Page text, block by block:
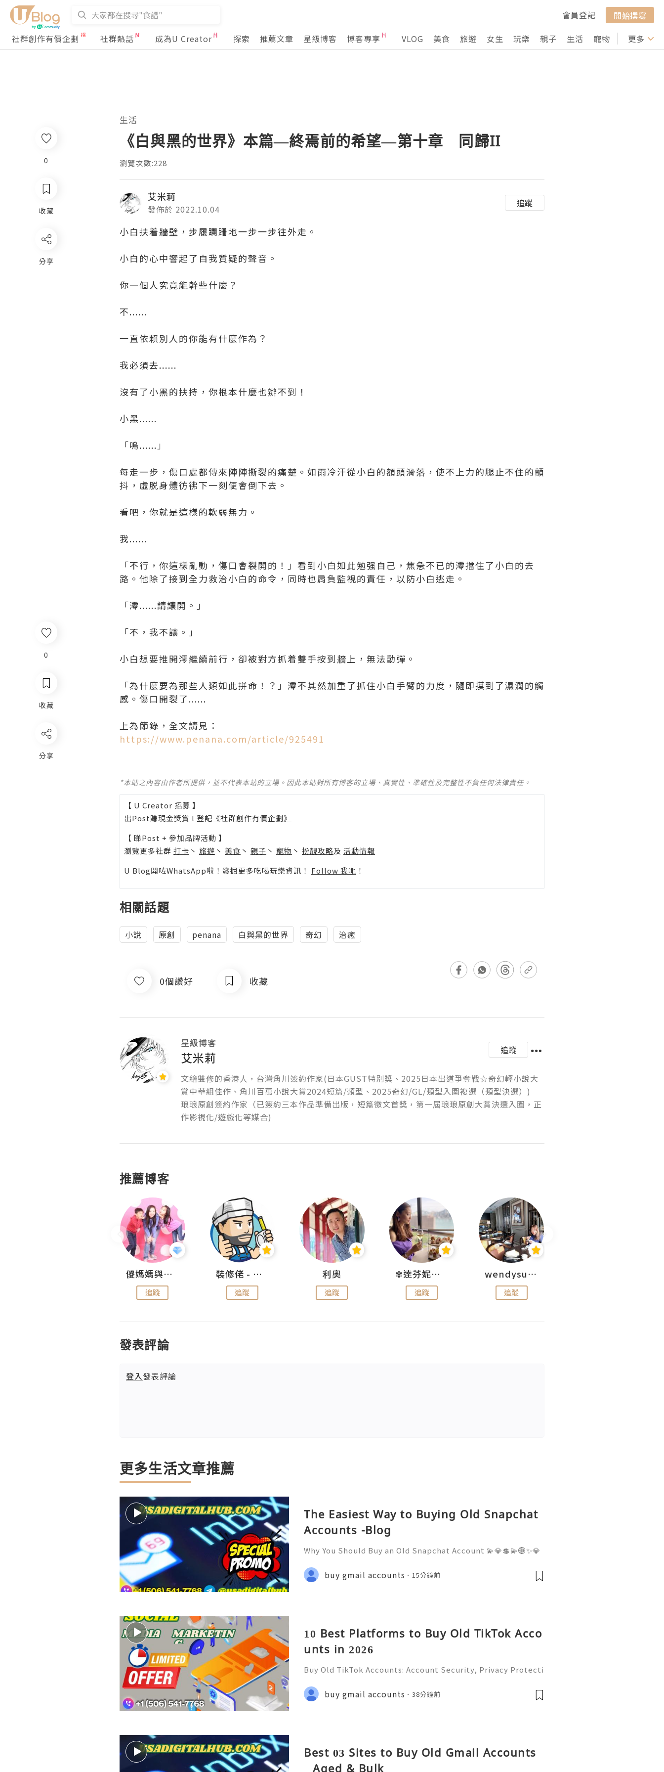
會員登記
開始撰寫
社群創作有價企劃
社群熱話 成為U Creator 探索 推薦文章 星級博客 博客專享 VLOG 美食 旅遊 女生 玩樂 親子 生活 寵物 行山 打卡
更多
0
收藏
分享
生活
《白與黑的世界》本篇—終焉前的希望—第十章 同歸II
瀏覽次數:228
艾米莉
發佈於 2022.10.04
追蹤
小白扶着牆壁，步履躝跚地一步一步往外走。
小白的心中響起了自我質疑的聲音。
你一個人究竟能幹些什麼？
不......
一直依賴別人的你能有什麼作為？
我必須去......
沒有了小黑的扶持，你根本什麼也辦不到！
小黑......
「嗚......」
每走一步，傷口處都傳來陣陣撕裂的痛楚。如雨冷汗從小白的額頭滑落，使不上力的腿止不住的顫
抖，虛脱身體彷彿下一刻便會倒下去。
看吧，你就是這樣的軟弱無力。
我......
「不行，你這樣亂動，傷口會裂開的！」看到小白如此勉强自己，焦急不已的澪擋住了小白的去
路。他除了接到全力救治小白的命令，同時也肩負監視的責任，以防小白逃走。
「澪......請讓開。」
「不，我不讓。」
小白想要推開澪繼續前行，卻被對方抓着雙手按到牆上，無法動彈。
「為什麼要為那些人類如此拼命！？」澪不其然加重了抓住小白手臂的力度，隨即摸到了濕潤的觸
感。傷口開裂了......
上為節錄，全文請見：
https://www.penana.com/article/925491
*本站之內容由作者所提供，並不代表本站的立場。因此本站對所有博客的立場、真實性、準確性及完整性不負任何法律責任。
【 U Creator 招募 】
出Post賺現金獎賞 l 登記《社群創作有價企劃》
【 睇Post + 參加品牌活動 】
瀏覽更多社群 打卡 丶 旅遊 丶 美食 丶 親子 丶 寵物 丶 扮靚攻略及 活動情報
U Blog開咗WhatsApp啦！發掘更多吃喝玩樂資訊！ Follow 我哋 ！
相關話題
小說 原創 penana 白與黑的世界 奇幻 治癒
0個讚好 收藏
星級博客
艾米莉 追蹤
文繪雙修的香港人，台灣角川簽約作家(日本GUST特別獎、2025日本出道爭奪戰☆奇幻輕小說大
賞中華組佳作、角川百萬小說大賞2024短篇/類型、2025奇幻/GL/類型入圍複選（類型決選）)
琅琅原創簽約作家（已簽約三本作品準備出版，短篇徵文首獎，第一屆琅琅原創大賞決選入圍，正
作影視化/遊戲化等媒合)
推薦博客
儍媽媽與兩隻小魔怪之家
追蹤
裝修佬 - 香港一站式網上裝修平台
追蹤
利奧
追蹤
✾達芬妮•愛孩子•愛生活✾
追蹤
wendysugar享受生活gogogo
追蹤
發表評論
登入發表評論
更多生活文章推薦
The Easiest Way to Buying Old Snapchat
Accounts -Blog
Why You Should Buy an Old Snapchat Account 💫💎💲💫🌐✨💎
pp :+1 (506) 541-7768 💫💎💲💫🌐✨💎Telegram: @usadigitalhu
b 💫💎💲💫🌐✨💎Discord: usadigitalhub 💫💎💲💫🌐✨💎Email:us
buy gmail accounts 15分鐘前
10 Best Platforms to Buy Old TikTok Acco
unts in 2026
Buy Old TikTok Accounts: Account Security, Privacy Protecti
💲💫🌐✨💎Fast & Reliable 24/7 Customer Support 💫💎💲💫🌐
✨💎WhatsApp :+1 (506) 541-7768 💫💎💲💫🌐✨💎Tele
buy gmail accounts 38分鐘前
Best 03 Sites to Buy Old Gmail Accounts
_ Aged & Bulk
0
收藏
分享